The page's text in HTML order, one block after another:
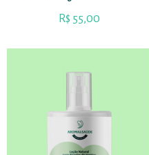
R$ 55,00